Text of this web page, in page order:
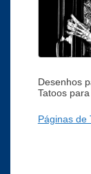
Desenhos
Tatoos
Páginas de